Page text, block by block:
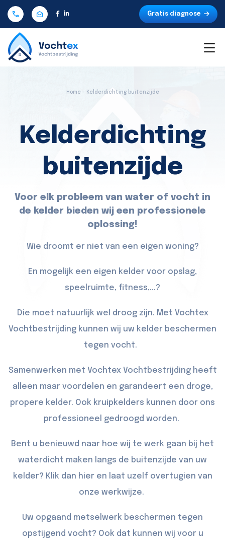
Gratis diagnose
Home - Kelderdichting buitenzijde
Kelderdichting
buitenzijde
Voor elk probleem van water of vocht in
de kelder bieden wij een professionele
oplossing!
Wie droomt er niet van een eigen woning?
En mogelijk een eigen kelder voor opslag,
speelruimte, fitness,...?
Die moet natuurlijk wel droog zijn. Met Vochtex
Vochtbestrijding kunnen wij uw kelder beschermen
tegen vocht.
Samenwerken met Vochtex Vochtbestrijding heeft
alleen maar voordelen en garandeert een droge,
propere kelder. Ook kruipkelders kunnen door ons
professioneel gedroogd worden.
Bent u benieuwd naar hoe wij te werk gaan bij het
waterdicht maken langs de buitenzijde van uw
kelder? Klik dan hieren laat uzelf overtugien van
onze werkwijze.
Uw opgaand metselwerk beschermen tegen
opstijgend vocht? Ook dat kunnen wij voor u